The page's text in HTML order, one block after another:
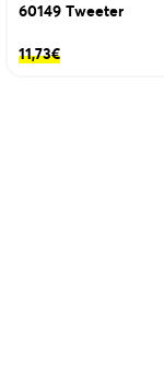
60149 Τweeter
11,73€